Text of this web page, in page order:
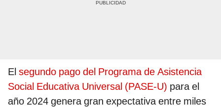
El segundo pago del Programa de Asistencia
Social Educativa Universal (PASE-U) para el
año 2024 genera gran expectativa entre miles